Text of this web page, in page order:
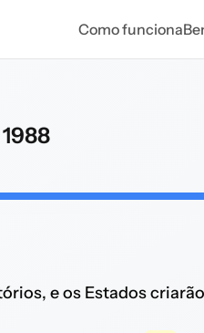
Como funciona
e os Estados